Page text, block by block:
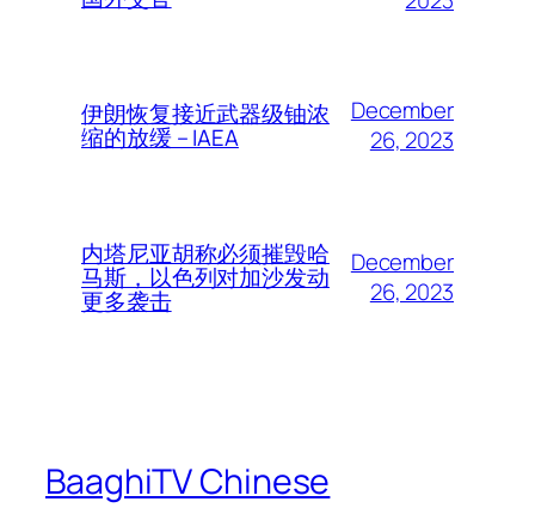
伊朗恢复接近武器级铀浓
缩的放缓 – IAEA
December
26, 2023
内塔尼亚胡称必须摧毁哈
马斯，以色列对加沙发动
更多袭击
December
26, 2023
BaaghiTV Chinese